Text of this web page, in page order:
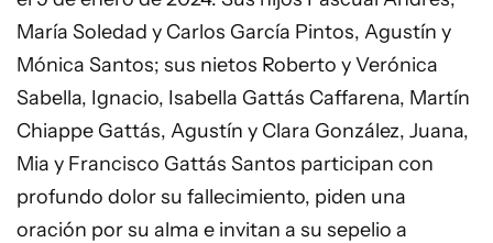
María Soledad y Carlos García Pintos, Agustín y
Mónica Santos; sus nietos Roberto y Verónica
Sabella, Ignacio, Isabella Gattás Caffarena, Martín
Chiappe Gattás, Agustín y Clara González, Juana,
Mia y Francisco Gattás Santos participan con
profundo dolor su fallecimiento, piden una
oración por su alma e invitan a su sepelio a